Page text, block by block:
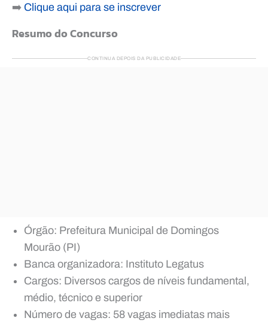
➡️ Clique aqui para se inscrever
Resumo do Concurso
CONTINUA DEPOIS DA PUBLICIDADE
Órgão: Prefeitura Municipal de Domingos
Mourão (PI)
Banca organizadora: Instituto Legatus
Cargos: Diversos cargos de níveis fundamental,
médio, técnico e superior
Número de vagas: 58 vagas imediatas mais